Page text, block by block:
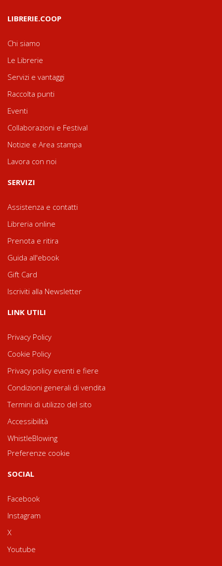
LIBRERIE.COOP
Chi siamo
Le Librerie
Servizi e vantaggi
Raccolta punti
Eventi
Collaborazioni e Festival
Notizie e Area stampa
Lavora con noi
SERVIZI
Assistenza e contatti
Libreria online
Prenota e ritira
Guida all'ebook
Gift Card
Iscriviti alla Newsletter
LINK UTILI
Privacy Policy
Cookie Policy
Privacy policy eventi e fiere
Condizioni generali di vendita
Termini di utilizzo del sito
Accessibilità
WhistleBlowing
Preferenze cookie
SOCIAL
Facebook
Instagram
X
Youtube